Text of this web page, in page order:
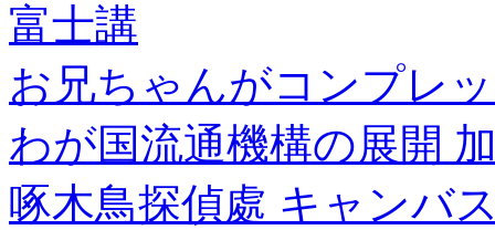
富士講
お兄ちゃんがコンプレ
わが国流通機構の展開
啄木鳥探偵處 キャンバ